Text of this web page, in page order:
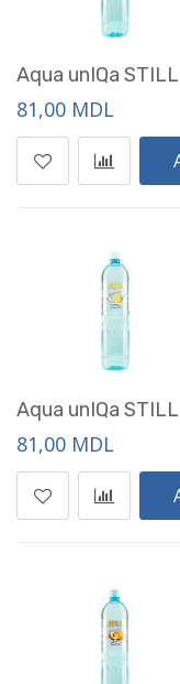
Aqua unIQa
81,00 MDL
Aqua unIQa
81,00 MDL